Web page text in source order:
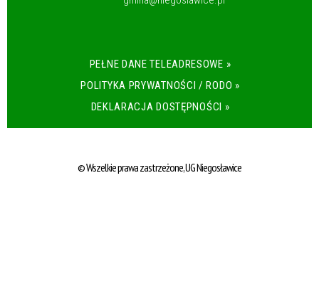
PEŁNE DANE TELEADRESOWE »
POLITYKA PRYWATNOŚCI / RODO »
DEKLARACJA DOSTĘPNOŚCI »
© Wszelkie prawa zastrzeżone, UG Niegosławice